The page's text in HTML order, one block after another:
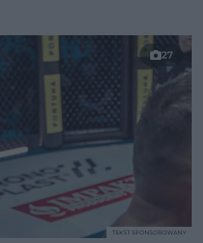
27
TEKST SPONSOROWANY